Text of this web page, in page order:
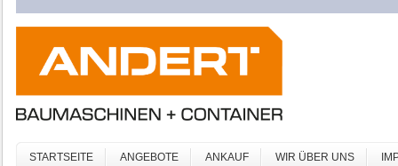
STARTSEITE ANGEBOTE ANKAUF WIR ÜBER UNS